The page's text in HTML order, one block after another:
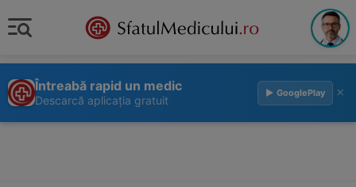
Întreabă rapid un medic
Descarcă aplicația gratuit
▶ GooglePlay ×